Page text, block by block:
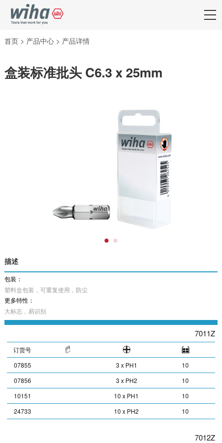
首页 > 产品中心 > 产品详情
盒装标准批头 C6.3 x 25mm
描述
包装：
塑料盒包装，可重复使用，防尘
更多特性：
大标志，易识别
7011Z
订货号
07855
3 x PH1
10
07856
3 x PH2
10
10151
10 x PH1
10
24733
10 x PH2 10
7012Z